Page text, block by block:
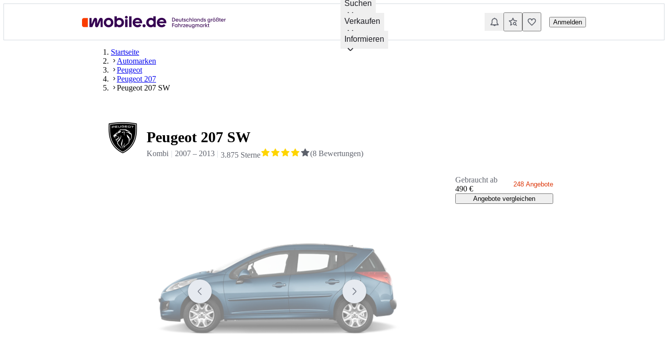
Suchen
Verkaufen
Informieren
Anmelden
Startseite
Automarken
Peugeot
Peugeot 207
Peugeot 207 SW
Peugeot 207 SW
Kombi 2007– 2013 3.875 Sterne (8 Bewertungen)
Gebraucht ab
490 €
248 Angebote
Angebote vergleichen